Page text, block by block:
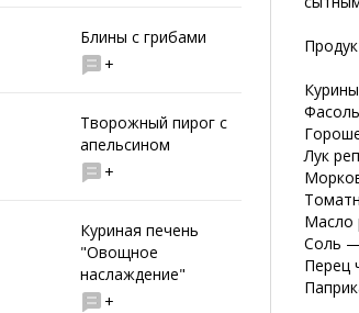
Блины с грибами
+
Творожный пирог с
апельсином
+
Куриная печень
"Овощное
наслаждение"
+
Лук
Масло
Соль
Перец